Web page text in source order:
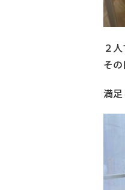
２
そ
満